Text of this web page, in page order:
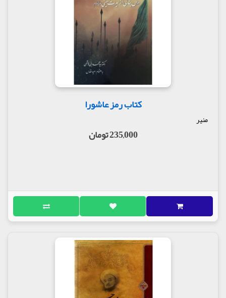
در مجلس یازدهم و دوازدهم نکات دیگری از مظلومیت
امیرمؤمنان علیه‌السّلام و حضرت زهرا سلام‌الله‌علیه بیان
شده. از جمله بحث دو ترور پیامبر اکرم صلی‌الله‌علیه‌و‌آله
به‌تفصیل باز شده و داستان صحیفه‌ی ملعونه مطرح شده
و به این پرسش پاسخ مستدل داده شده که چرا پیامبر
اکرم صلی‌الله‌علیه‌و‌آله با وجود علم به اسامی منافقان با
آنان تقابل نکردند و حفظ اصل اسلام را بر نابودی آنان
ترجیح دادند. در ادامه نمونه‌هایی از حفظ اسلام در کنار
مظلومیت پیشوایان در سیره‌ی امام صادق تا امام عسکری
علیهم‌السّلام مطرح شده است.
در مجلس سیزدهم و چهاردهم سخن پیرامون حجت حی
بزرگوار محور گفتگو قرار گرفته و به‌صورت فهرست‌وار
برای آن بزرگوار آزاردهنده است؛ باوجودآنکه ایشان به
کسی وامدار و بدهکار نیستند. ۳) تحقق ظهور یک امر
الهی است و منوط به رحمت و امر خداست نه لیاقت مردم.
۴) دعا و رعایت تقوا در عصر غیبت و دوستی و اظهار
ارادت به امام عصر علیه‌السّلام نقش سازنده‌ی مؤثری
برای درامان‌ماندن از فتنه‌های عصر غیبت دارد.
کتاب رمز عاشورا
منیر
235,000 تومان